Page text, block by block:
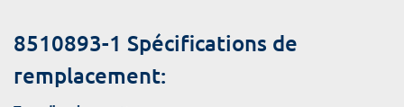
8510893-1 Spécifications de
remplacement: